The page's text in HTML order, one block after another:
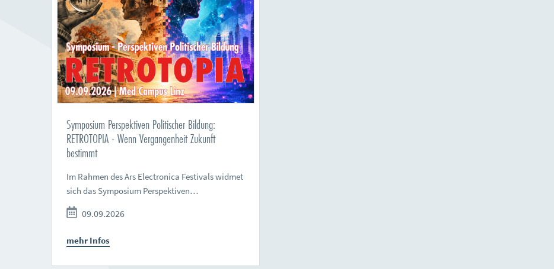
Symposium Perspektiven Politischer Bildung:
RETROTOPIA - Wenn Vergangenheit Zukunft
bestimmt
Im Rahmen des Ars Electronica Festivals widmet
sich das Symposium Perspektiven…
09.09.2026
mehr Infos